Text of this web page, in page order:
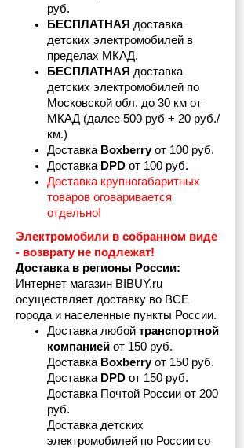
руб.
БЕСПЛАТНАЯ доставка
детских электромобилей в
пределах МКАД.
БЕСПЛАТНАЯ доставка
детских электромобилей по
Московской обл. до 30 км от
МКАД (далее 500 руб + 20 руб./
км.)
Доставка Boxberry от 100 руб.
Доставка DPD от 100 руб.
Доставка крупногабаритных
товаров оговаривается
отдельно!
Электромобили в собранном виде
- возврату не подлежат!
Доставка в регионы России:
Интернет магазин BIBUY.ru
осуществляет доставку во ВСЕ
города и населенные пункты России.
Доставка любой транспортной
компанией от 150 руб.
Доставка Boxberry от 150 руб.
Доставка DPD от 150 руб.
Доставка Почтой России от 200
руб.
Доставка детских
электромобилей по России со